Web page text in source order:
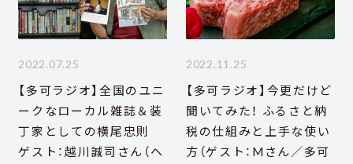
2022.07.25
【多可ラジオ】全国のユニ
ークなローカル雑誌＆装
丁家としての横尾忠則
ゲスト：越川誠司さん（ヘ
2022.11.25
【多可ラジオ】今更だけど
聞いてみた！ ふるさと納
税の仕組みと上手な使い
方（ゲスト：Mさん／多可